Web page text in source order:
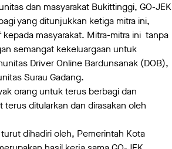
dan masyarakat Bukittinggi, GO-JEK
yang ditunjukkan ketiga mitra ini,
masyarakat. Mitra-mitra ini tanpa
semangat kekeluargaan untuk
Driver Online Bardunsanak (DOB),
Surau Gadang.
orang untuk terus berbagi dan
terus ditularkan dan dirasakan oleh
dihadiri oleh, Pemerintah Kota